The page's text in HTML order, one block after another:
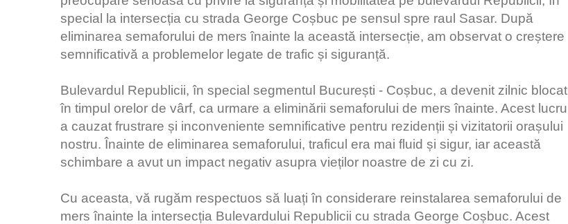
special la intersecția cu strada George Coșbuc pe sensul spre raul Sasar. După
eliminarea semaforului de mers înainte la această intersecție, am observat o creștere
semnificativă a problemelor legate de trafic și siguranță.
Bulevardul Republicii, în special segmentul București - Coșbuc, a devenit zilnic blocat
în timpul orelor de vârf, ca urmare a eliminării semaforului de mers înainte. Acest lucru
a cauzat frustrare și inconveniente semnificative pentru rezidenții și vizitatorii orașului
nostru. Înainte de eliminarea semaforului, traficul era mai fluid și sigur, iar această
schimbare a avut un impact negativ asupra vieților noastre de zi cu zi.
Cu aceasta, vă rugăm respectuos să luați în considerare reinstalarea semaforului de
mers înainte la intersecția Bulevardului Republicii cu strada George Coșbuc. Acest